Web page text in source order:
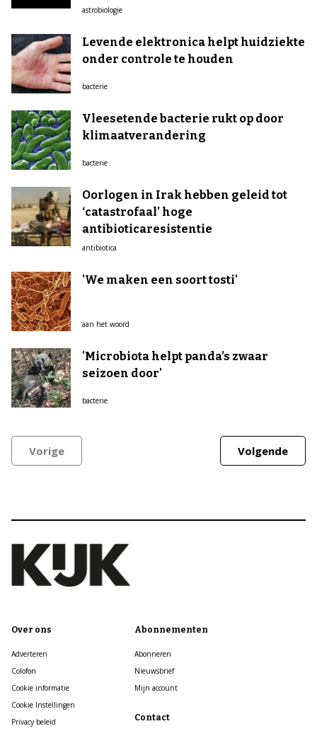
astrobiologie
Levende elektronica helpt huidziekte
onder controle te houden
bacterie
Vleesetende bacterie rukt op door
klimaatverandering
bacterie
Oorlogen in Irak hebben geleid tot
‘catastrofaal’ hoge
antibioticaresistentie
antibiotica
'We maken een soort tosti'
aan het woord
'Microbiota helpt panda’s zwaar
seizoen door'
bacterie
Vorige Volgende
Over ons
Adverteren
Colofon
Cookie informatie
Cookie Instellingen
Privacy beleid
Abonnementen
Abonneren
Nieuwsbrief
Mijn account
Contact